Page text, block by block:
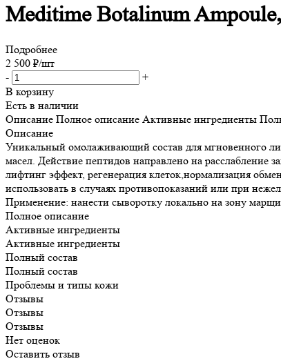
Meditime Botalinum
Подробнее
2 500 ₽/шт
-
+
В корзину
Есть в наличии
Описание Полное описание Активные ингредиенты
Описание
Уникальный омолаживающий состав для мгновенного
масел. Действие пептидов направлено на
️лифтинг эффект,️ регенерация клеток,️нормализация
использовать в случаях противопоказаний или при
Применение: нанести сыворотку локально на зону
Полное описание
Активные ингредиенты
Активные ингредиенты
Полный состав
Полный состав
Проблемы и типы кожи
Отзывы
Отзывы
Отзывы
Нет оценок
Оставить отзыв